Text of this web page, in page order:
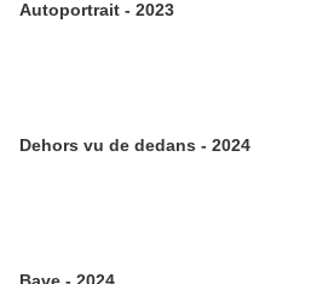
Autoportrait - 2023
Dehors vu de dedans - 2024